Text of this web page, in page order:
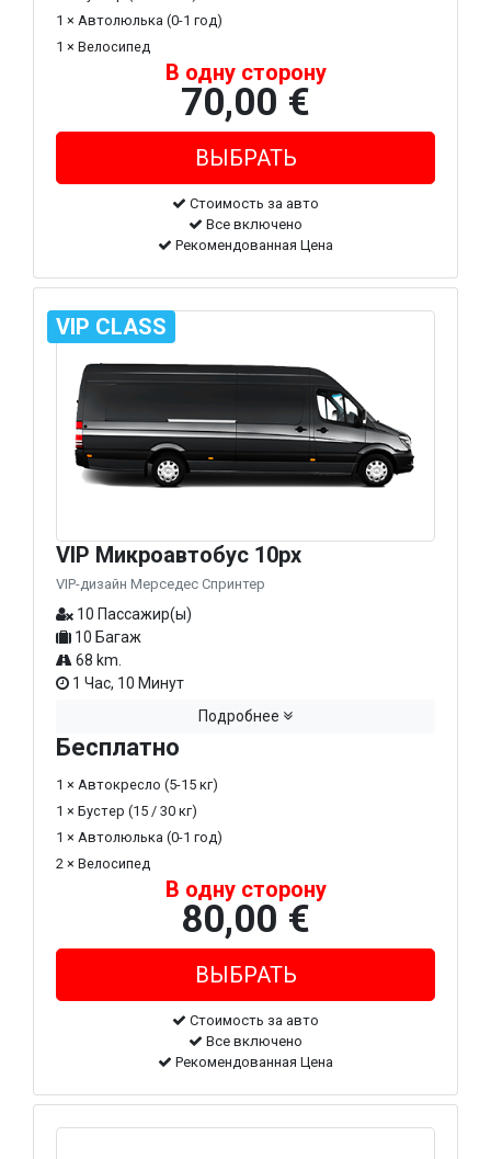
1 × Автолюлька (0-1 год)
1 × Велосипед
В одну сторону
70,00 €
Стоимость за авто
Все включено
Рекомендованная Цена
VIP CLASS
VIP Микроавтобус 10px
VIP-дизайн Мерседес Спринтер
10 Пассажир(ы)
10 Багаж
68 km.
1 Час, 10 Минут
Подробнее
Бесплатно
1 × Автокресло (5-15 кг)
1 × Бустер (15 / 30 кг)
1 × Автолюлька (0-1 год)
2 × Велосипед
В одну сторону
80,00 €
Стоимость за авто
Все включено
Рекомендованная Цена